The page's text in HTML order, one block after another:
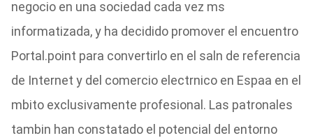
negocio en una sociedad cada vez ms
informatizada, y ha decidido promover el encuentro
Portal.point para convertirlo en el saln de referencia
de Internet y del comercio electrnico en Espaa en el
mbito exclusivamente profesional. Las patronales
tambin han constatado el potencial del entorno